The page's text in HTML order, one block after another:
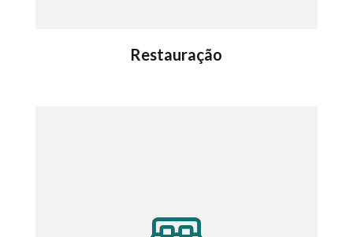
Restauração